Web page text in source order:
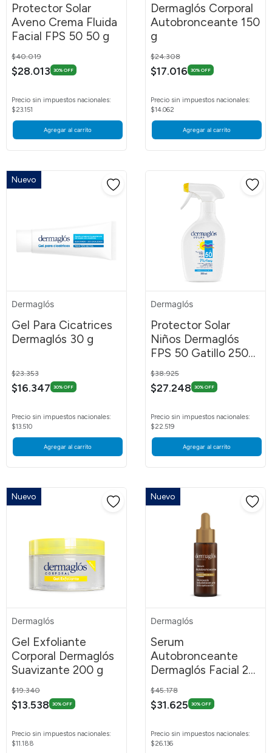
Protector Solar
Aveno Crema Fluida
Facial FPS 50 50 g
Price reduced from
$40.019
$28.013 30% OFF
Precio sin impuestos nacionales:
$23.151
Agregar al carrito
Dermaglós Corporal
Autobronceante 150
g
Price reduced from
$24.308
$17.016 30% OFF
Precio sin impuestos nacionales:
$14.062
Agregar al carrito
Nuevo
Dermaglós
Gel Para Cicatrices
Dermaglós 30 g
Price reduced from
$23.353
$16.347 30% OFF
Precio sin impuestos nacionales:
$13.510
Agregar al carrito
Dermaglós
Protector Solar
Niños Dermaglós
FPS 50 Gatillo 250
ml
Price reduced from
$38.925
$27.248 30% OFF
Precio sin impuestos nacionales:
$22.519
Agregar al carrito
Nuevo
Dermaglós
Gel Exfoliante
Corporal Dermaglós
Suavizante 200 g
Price reduced from
$19.340
$13.538 30% OFF
Precio sin impuestos nacionales:
$11.188
Nuevo
Dermaglós
Serum
Autobronceante
Dermaglós Facial 25
ml
Price reduced from
$45.178
$31.625 30% OFF
Precio sin impuestos nacionales:
$26.136